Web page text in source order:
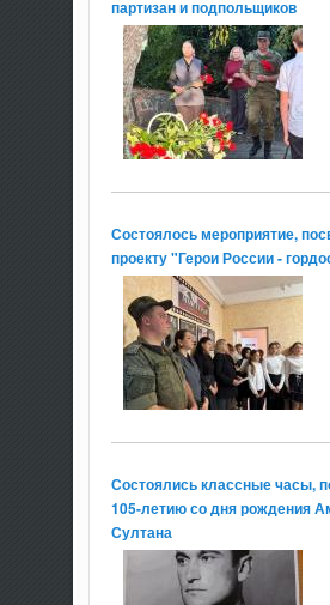
партизан и подпольщиков
Состоялось мероприятие,
проекту "Герои России -
Состоялись классные часы,
105-летию со дня рождения
Султана